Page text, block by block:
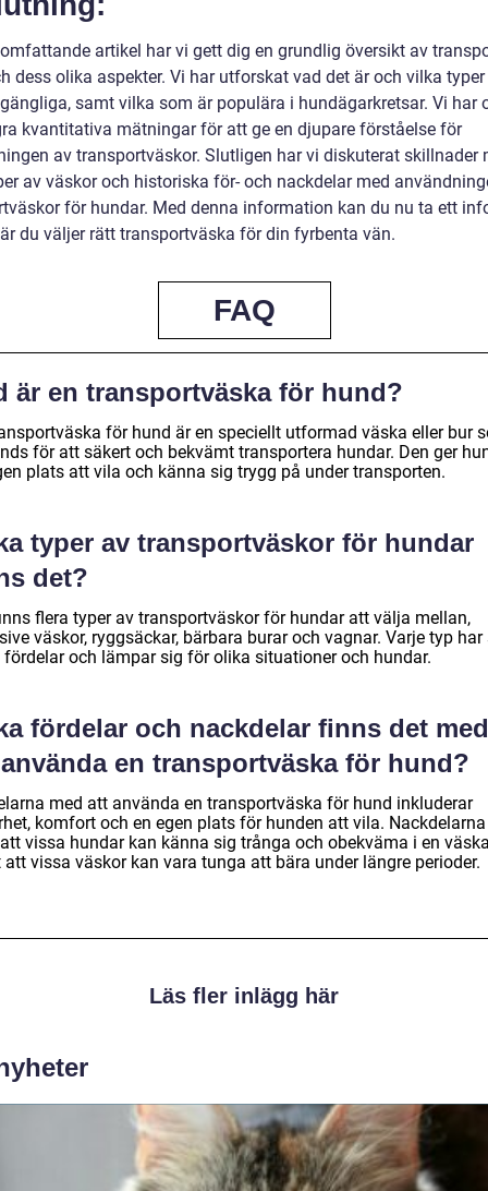
artikel har vi gett dig en grundlig översikt av
dess olika aspekter. Vi har utforskat vad det är och vilka
samt vilka som är populära i hundägarkretsar. Vi har
kvantitativa mätningar för att ge en djupare förståelse för
av transportväskor. Slutligen har vi diskuterat skillnader
av väskor och historiska för- och nackdelar med
för hundar. Med denna information kan du nu ta ett
du väljer rätt transportväska för din fyrbenta vän.
FAQ
är en transportväska för hund?
för hund är en speciellt utformad väska eller bur
för att säkert och bekvämt transportera hundar. Den ger
plats att vila och känna sig trygg på under transporten.
typer av transportväskor för hundar
det?
flera typer av transportväskor för hundar att välja mellan,
väskor, ryggsäckar, bärbara burar och vagnar. Varje typ har
fördelar och lämpar sig för olika situationer och hundar.
fördelar och nackdelar finns det med
en transportväska för hund?
med att använda en transportväska för hund inkluderar
komfort och en egen plats för hunden att vila.
vissa hundar kan känna sig trånga och obekväma i en
vissa väskor kan vara tunga att bära under längre perioder.
Läs fler inlägg här